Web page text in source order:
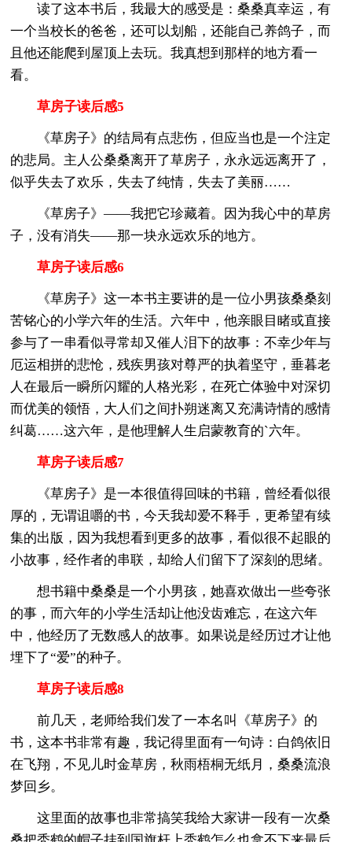
读了这本书后，我最大的感受是：桑桑真幸运，有
一个当校长的爸爸，还可以划船，还能自己养鸽子，而
且他还能爬到屋顶上去玩。我真想到那样的地方看一
看。
草房子读后感5
《草房子》的结局有点悲伤，但应当也是一个注定
的悲局。主人公桑桑离开了草房子，永永远远离开了，
似乎失去了欢乐，失去了纯情，失去了美丽……
《草房子》——我把它珍藏着。因为我心中的草房
子，没有消失——那一块永远欢乐的地方。
草房子读后感6
《草房子》这一本书主要讲的是一位小男孩桑桑刻
苦铭心的小学六年的生活。六年中，他亲眼目睹或直接
参与了一串看似寻常却又催人泪下的故事：不幸少年与
厄运相拼的悲怆，残疾男孩对尊严的执着坚守，垂暮老
人在最后一瞬所闪耀的人格光彩，在死亡体验中对深切
而优美的领悟，大人们之间扑朔迷离又充满诗情的感情
纠葛……这六年，是他理解人生启蒙教育的`六年。
草房子读后感7
《草房子》是一本很值得回味的书籍，曾经看似很
厚的，无谓诅嚼的书，今天我却爱不释手，更希望有续
集的出版，因为我想看到更多的故事，看似很不起眼的
小故事，经作者的串联，却给人们留下了深刻的思绪。
想书籍中桑桑是一个小男孩，她喜欢做出一些夸张
的事，而六年的小学生活却让他没齿难忘，在这六年
中，他经历了无数感人的故事。如果说是经历过才让他
埋下了“爱”的种子。
草房子读后感8
前几天，老师给我们发了一本名叫《草房子》的
书，这本书非常有趣，我记得里面有一句诗：白鸽依旧
在飞翔，不见儿时金草房，秋雨梧桐无纸月，桑桑流浪
梦回乡。
这里面的故事也非常搞笑我给大家讲一段有一次桑